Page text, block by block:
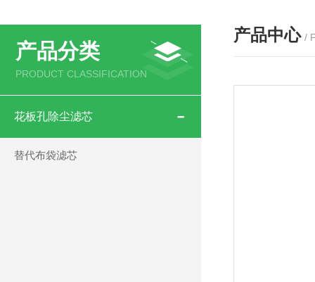
产品分类
PRODUCT CLASSIFICATION
花板孔除尘滤芯
替代布袋滤芯
产品中心 /